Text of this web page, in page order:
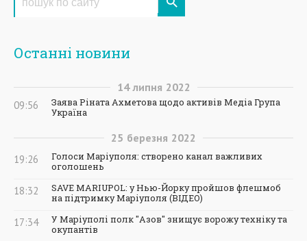
Останні новини
14 липня 2022
09:56
Заява Ріната Ахметова щодо активів Медіа Група
Україна
25 березня 2022
19:26
Голоси Маріуполя: створено канал важливих
оголошень
18:32
SAVE MARIUPOL: у Нью-Йорку пройшов флешмоб
на підтримку Маріуполя (ВІДЕО)
17:34
У Маріуполі полк "Азов" знищує ворожу техніку та
окупантів